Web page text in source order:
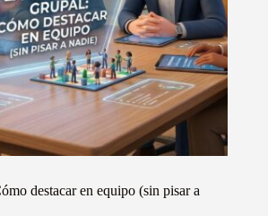
destacar en equipo (sin pisar a